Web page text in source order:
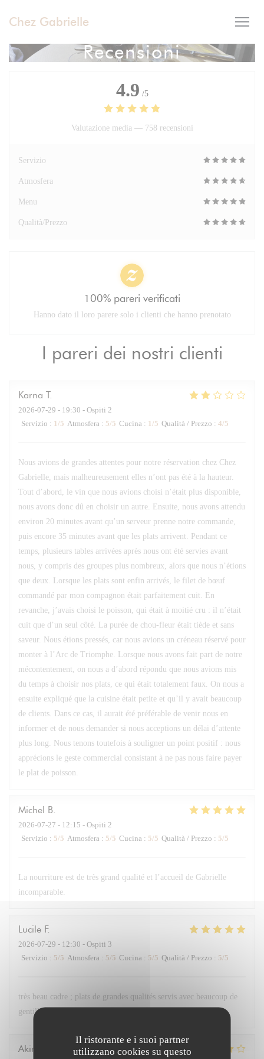
Il ristorante e i suoi partner
utilizzano cookies su questo
Chez Gabrielle
Recensioni
I pareri dei nostri clienti
Karna T
2026-07-29 - 19:30 - Ospiti 2
Servizio : 1/5 Atmosfera : 5/5 Cucina : 1/5 Qualità / Prezzo : 4/5
Nous avions de grandes attentes pour notre réservation chez Chez
Gabrielle, mais malheureusement elles n’ont pas été à la hauteur.
Tout d’abord, le vin que nous avions choisi n’était plus disponible,
nous avons donc dû en choisir un autre. Ensuite, nous avons attendu
environ 20 minutes avant qu’un serveur prenne notre commande,
puis encore 35 minutes avant que les plats arrivent. Pendant ce
temps, plusieurs tables arrivées après nous ont été servies avant
nous, y compris des groupes plus nombreux, alors que nous n’étions
que deux. Lorsque les plats sont enfin arrivés, le filet de bœuf
commandé par mon compagnon était parfaitement cuit. En
revanche, j’avais choisi le poisson, qui était à moitié cru : il n’était
cuit que d’un seul côté. La purée de chou-fleur était tiède et sans
saveur. Nous étions pressés, car nous avions un créneau réservé pour
monter à l’Arc de Triomphe. Lorsque nous avons fait part de notre
mécontentement, on nous a d’abord répondu que nous avions mis
du temps à choisir nos plats, ce qui était totalement faux. On nous a
ensuite expliqué que la cuisine était petite et qu’il y avait beaucoup
de clients. Dans ce cas, il aurait été préférable de venir nous en
informer et de nous demander si nous acceptions un délai d’attente
plus long. Nous tenons toutefois à souligner un point positif : nous
apprécions le geste commercial consistant à ne pas nous faire payer
le plat de poisson.
Michel B
2026-07-27 - 12:15 - Ospiti 2
Servizio : 5/5 Atmosfera : 5/5 Cucina : 5/5 Qualità / Prezzo : 5/5
La nourriture est de très grand qualité et l’accueil de Gabrielle
incomparable.
Lucile F
2026-07-29 - 12:30 - Ospiti 3
Servizio : 5/5 Atmosfera : 5/5 Cucina : 5/5 Qualità / Prezzo : 5/5
très beau cadre ; plats de grandes qualités servis avec beaucoup de
gentillesse
Akira
4.9 /5
Valutazione media — 758 recensioni
Servizio
Atmosfera
Menu
Qualità/Prezzo
100% pareri verificati
Hanno dato il loro parere solo i clienti che hanno prenotato